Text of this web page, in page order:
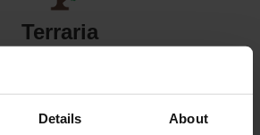
Details About
Terraria